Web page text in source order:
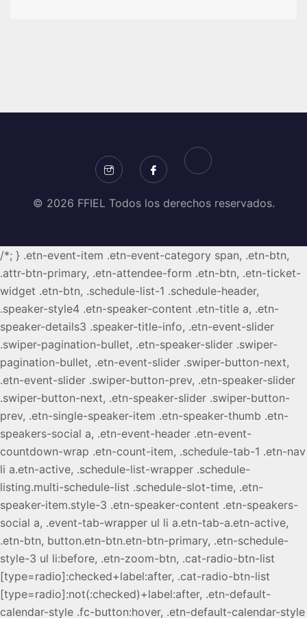
© 2026 FFIEL Todos los derechos reservados.
/*; } .etn-event-item .etn-event-category span, .etn-btn,
.attr-btn-primary, .etn-attendee-form .etn-btn, .etn-ticket-
widget .etn-btn, .schedule-list-1 .schedule-header,
.speaker-style4 .etn-speaker-content .etn-title a, .etn-
speaker-details3 .speaker-title-info, .etn-event-slider
.swiper-pagination-bullet, .etn-speaker-slider .swiper-
pagination-bullet, .etn-event-slider .swiper-button-next,
.etn-event-slider .swiper-button-prev, .etn-speaker-slider
.swiper-button-next, .etn-speaker-slider .swiper-button-
prev, .etn-single-speaker-item .etn-speaker-thumb .etn-
speakers-social a, .etn-event-header .etn-event-
countdown-wrap .etn-count-item, .schedule-tab-1 .etn-nav
li a.etn-active, .schedule-list-wrapper .schedule-
listing.multi-schedule-list .schedule-slot-time, .etn-
speaker-item.style-3 .etn-speaker-content .etn-speakers-
social a, .event-tab-wrapper ul li a.etn-tab-a.etn-active,
.etn-btn, button.etn-btn.etn-btn-primary, .etn-schedule-
style-3 ul li:before, .etn-zoom-btn, .cat-radio-btn-list
[type=radio]:checked+label:after, .cat-radio-btn-list
[type=radio]:not(:checked)+label:after, .etn-default-
calendar-style .fc-button:hover, .etn-default-calendar-style